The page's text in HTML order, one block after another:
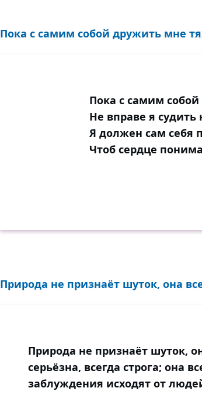
Пока с самим собой дружить мне
Пока с самим
Не вправе я
Я должен сам себя
Чтоб сердце
Природа не признаёт шуток, она
Природа не признаёт шуток,
серьёзна, всегда строга; она
заблуждения исходят от